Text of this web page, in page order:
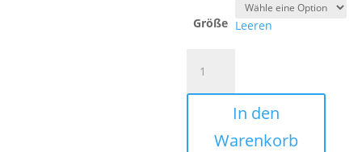
Größe Leeren
"Mercado
de
Navidad"
Menge
In den
Warenkorb